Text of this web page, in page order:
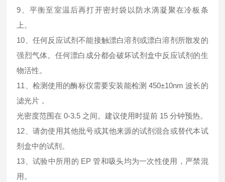
9、平衡至室温后再打开密封袋以防水滴凝聚在冷板条
上。
10、任何反应试剂不能接触漂白溶剂或漂白溶剂所散发的
强烈气体。任何漂白成分都会破坏试剂盒中反应试剂的生
物活性。
11、检测使用的酶标仪需要安装能检测 450±10nm 波长的
滤光片，
光密度范围在 0-3.5 之间。建议使用时提前 15 分钟预热。
12、请勿使用其他批号或其他来源的试剂混合或替代本试
剂盒中的试剂。
13、试验中所用的 EP 管和吸头均为一次性使用，严禁混
用。